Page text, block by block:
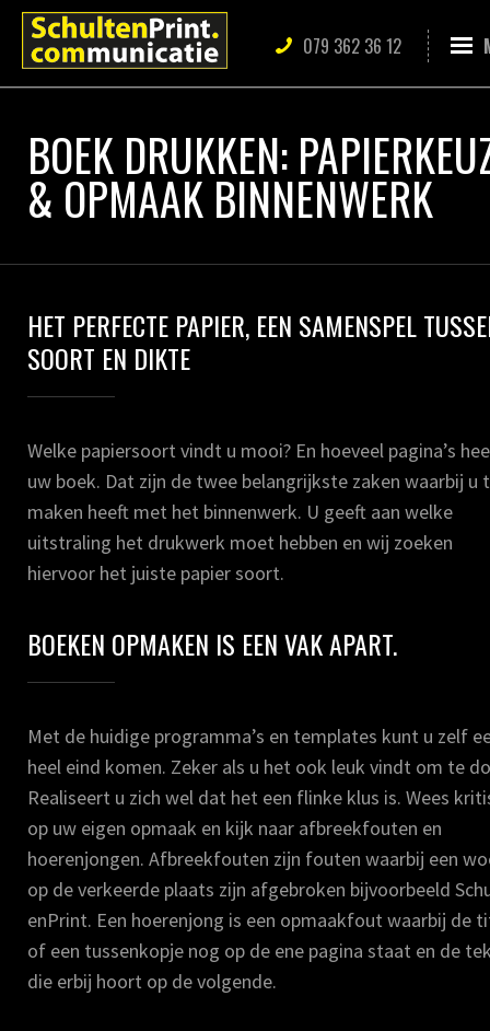
079 362 36 12
BOEK DRUKKEN:
& OPMAAK BINNENWERK
HET PERFECTE PAPIER, EEN SAMENSPEL
SOORT EN DIKTE
Welke papiersoort vindt u mooi? En hoeveel pagina’s
uw boek. Dat zijn de twee belangrijkste zaken waarbij u
maken heeft met het binnenwerk. U geeft aan welke
uitstraling het drukwerk moet hebben en wij zoeken
hiervoor het juiste papier soort.
BOEKEN OPMAKEN IS EEN VAK APART.
Met de huidige programma’s en templates kunt u zelf
heel eind komen. Zeker als u het ook leuk vindt om te
Realiseert u zich wel dat het een flinke klus is. Wees
op uw eigen opmaak en kijk naar afbreekfouten en
hoerenjongen. Afbreekfouten zijn fouten waarbij een
op de verkeerde plaats zijn afgebroken bijvoorbeeld
enPrint. Een hoerenjong is een opmaakfout waarbij de
of een tussenkopje nog op de ene pagina staat en de
die erbij hoort op de volgende.